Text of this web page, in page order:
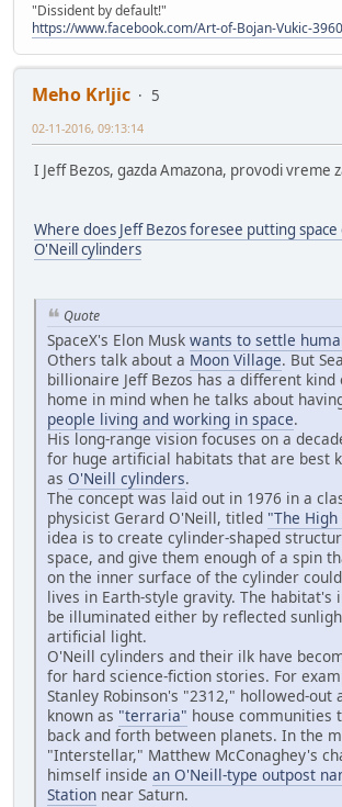
"Dissident by default!"
https://www.facebook.com/Art-of-Bojan-Vukic-
Meho Krljic
5
02-11-2016, 09:13:14
I Jeff Bezos, gazda Amazona, provodi vreme
Where does Jeff Bezos foresee putting space
O'Neill cylinders
Quote
SpaceX's Elon Musk wants to settle
Others talk about a Moon Village. But
billionaire Jeff Bezos has a different kind
home in mind when he talks about
people living and working in space.
His long-range vision focuses on a
for huge artificial habitats that are best
as O'Neill cylinders.
The concept was laid out in 1976 in a
physicist Gerard O'Neill, titled "The
idea is to create cylinder-shaped
space, and give them enough of a spin
on the inner surface of the cylinder
lives in Earth-style gravity. The habitat's
be illuminated either by reflected
artificial light.
O'Neill cylinders and their ilk have
for hard science-fiction stories. For
Stanley Robinson's "2312," hollowed-out
known as "terraria" house communities
back and forth between planets. In the
"Interstellar," Matthew McConaghey's
himself inside an O'Neill-type outpost
Station near Saturn.